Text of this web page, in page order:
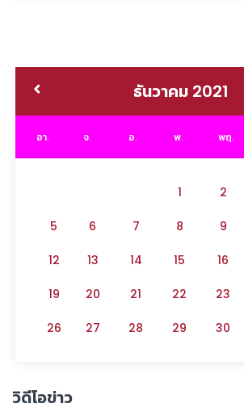
ธันวาคม 2021
อา. จ. อ. พ. พฤ.
1 2
5 6 7 8 9
12 13 14 15 16
19 20 21 22 23
26 27 28 29 30
วิดีโอข่าว